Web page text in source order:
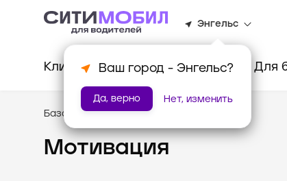
Энгельс
Ваш город - Энгельс?
Да, верно Нет, изменить
Клиентам Водителям Для
База знаний /Как всё устроено?
Мотивация